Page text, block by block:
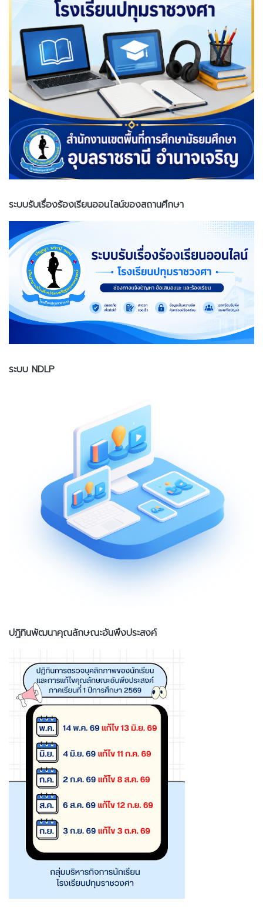
ระบบรับเรื่องร้องเรียนออนไลน์ของสถานศึกษา
ระบบ NDLP
ปฎิทินพัฒนาคุณลักษณะอันพึงประสงค์